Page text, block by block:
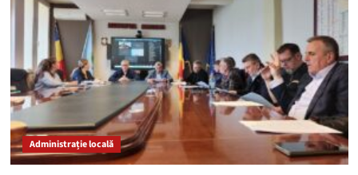
Administrație locală